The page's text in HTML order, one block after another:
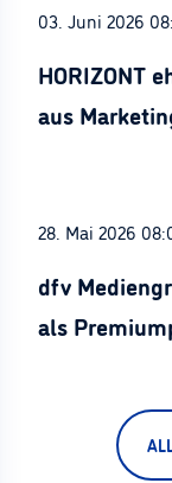
03. Juni 2026
HORIZONT
aus
28. Mai 2026
dfv
als